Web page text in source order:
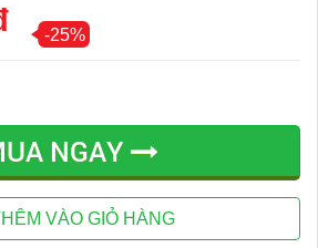
-25%
NGAY
VÀO GIỎ HÀNG